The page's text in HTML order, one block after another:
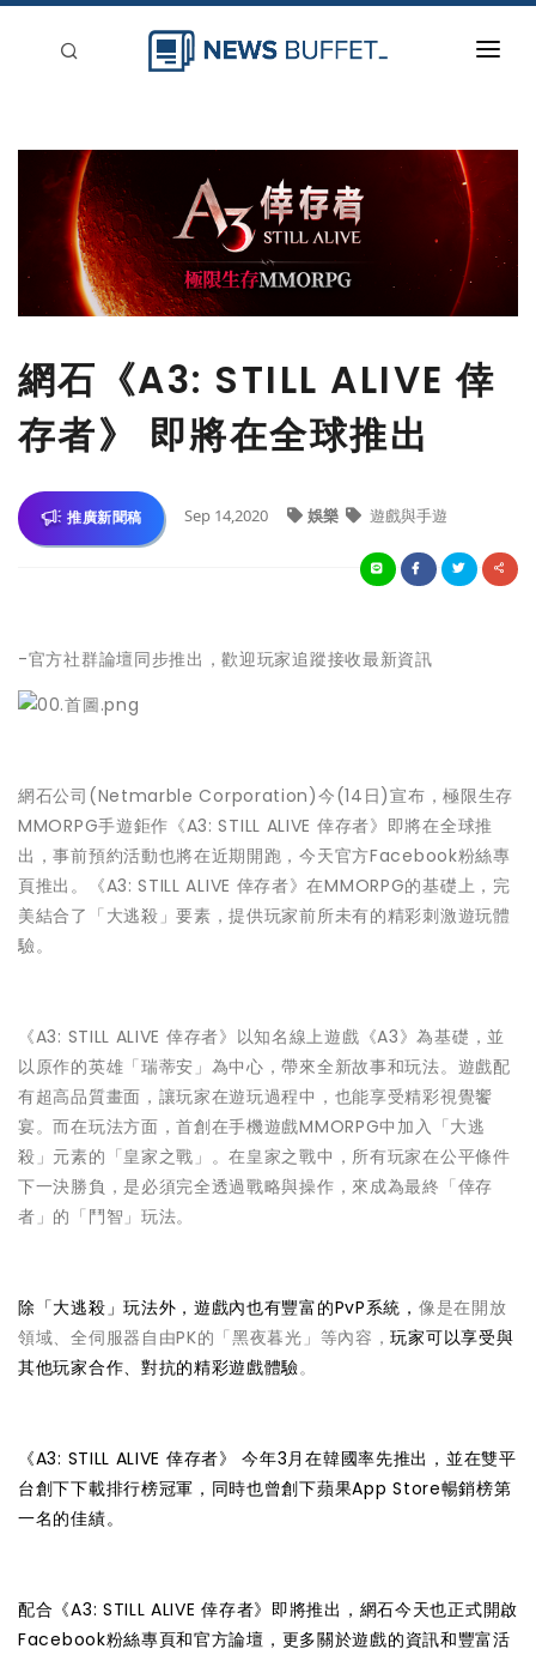
新聞稿分類
登入
刊登
網石《A3: STILL ALIVE 倖
存者》 即將在全球推出
推廣新聞稿 Sep 14,2020 娛樂 遊戲與手遊
-官方社群論壇同步推出，歡迎玩家追蹤接收最新資訊
網石公司(Netmarble Corporation)今(14日)宣布，極限生存
MMORPG手遊鉅作《A3: STILL ALIVE 倖存者》即將在全球推
出，事前預約活動也將在近期開跑，今天官方Facebook粉絲專
頁推出。《A3: STILL ALIVE 倖存者》在MMORPG的基礎上，完
美結合了「大逃殺」要素，提供玩家前所未有的精彩刺激遊玩體
驗。
《A3: STILL ALIVE 倖存者》以知名線上遊戲《A3》為基礎，並
以原作的英雄「瑞蒂安」為中心，帶來全新故事和玩法。遊戲配
有超高品質畫面，讓玩家在遊玩過程中，也能享受精彩視覺饗
宴。而在玩法方面，首創在手機遊戲MMORPG中加入「大逃
殺」元素的「皇家之戰」。在皇家之戰中，所有玩家在公平條件
下一決勝負，是必須完全透過戰略與操作，來成為最終「倖存
者」的「鬥智」玩法。
除「大逃殺」玩法外，遊戲內也有豐富的PvP系統， 像是在開放
領域、全伺服器自由PK的「黑夜暮光」等內容，玩家可以享受與
其他玩家合作、對抗的精彩遊戲體驗。
《A3: STILL ALIVE 倖存者》 今年3月在韓國率先推出，並在雙平
台創下下載排行榜冠軍，同時也曾創下蘋果App Store暢銷榜第
一名的佳績。
配合《A3: STILL ALIVE 倖存者》即將推出，網石今天也正式開啟
Facebook粉絲專頁和官方論壇，更多關於遊戲的資訊和豐富活